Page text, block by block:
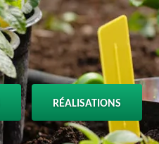
RÉALISATIONS